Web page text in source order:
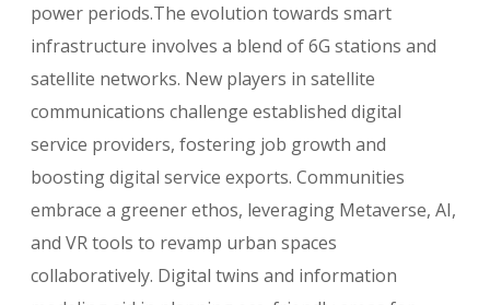
power periods.The evolution towards smart
infrastructure involves a blend of 6G stations and
satellite networks. New players in satellite
communications challenge established digital
service providers, fostering job growth and
boosting digital service exports. Communities
embrace a greener ethos, leveraging Metaverse, AI,
and VR tools to revamp urban spaces
collaboratively. Digital twins and information